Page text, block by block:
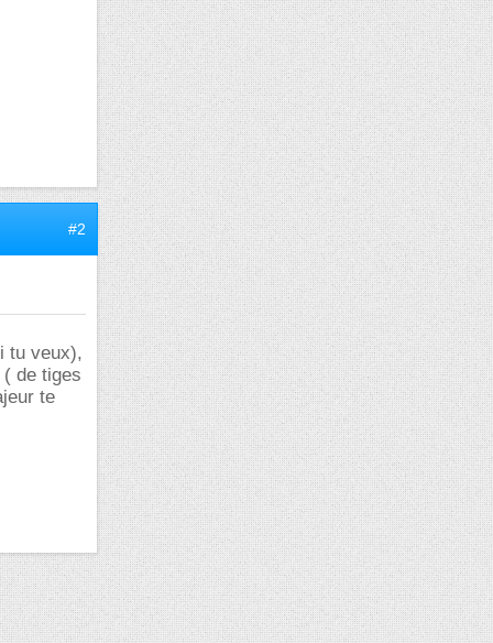
#2
tu veux),
de tiges
te